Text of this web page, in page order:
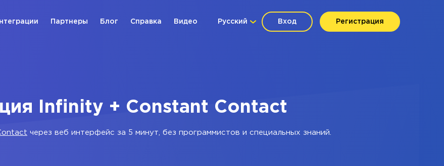
Вход Регистрация
Русский
Партнеры Блог Справка Видео
Infinity + Constant Contact
через веб интерфейс за 5 минут, без программистов и специальных знаний.